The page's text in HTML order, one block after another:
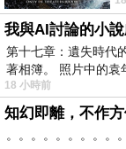
我與AI討論的小
第十七章：遺失時代
著相簿。 照片中的袁
18 小時前
知幻即離，不作
。。。。。。。。。。